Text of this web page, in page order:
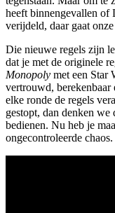
heeft binnengevallen of
verijdeld, daar gaat
Die nieuwe regels zijn
dat je met de originele
Monopoly met een Star
vertrouwd, berekenbaar
elke ronde de regels
gestopt, dan denken we
bedienen. Nu heb je
ongecontroleerde